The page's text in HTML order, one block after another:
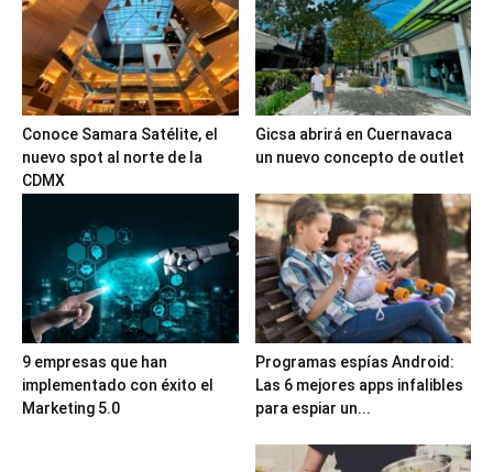
Conoce Samara Satélite, el
nuevo spot al norte de la
CDMX
Gicsa abrirá en Cuernavaca
un nuevo concepto de outlet
9 empresas que han
implementado con éxito el
Marketing 5.0
Programas espías Android:
Las 6 mejores apps infalibles
para espiar un...